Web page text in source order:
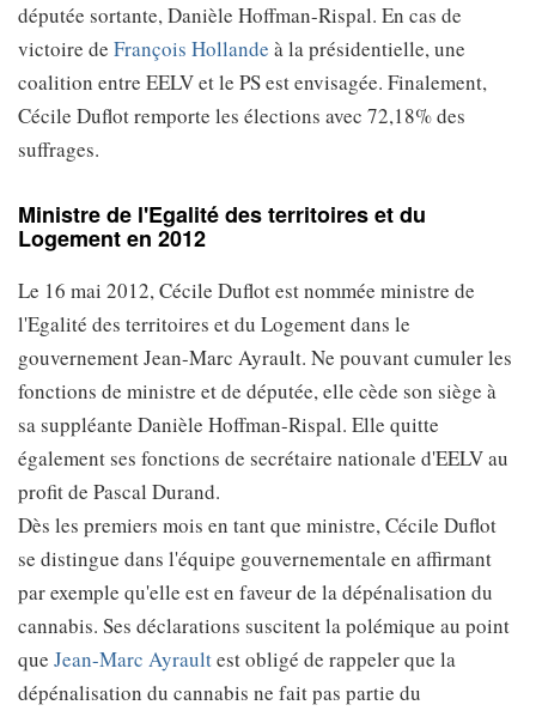
députée sortante, Danièle Hoffman-Rispal. En cas de
victoire de François Hollande à la présidentielle, une
coalition entre EELV et le PS est envisagée. Finalement,
Cécile Duflot remporte les élections avec 72,18% des
suffrages.
Ministre de l'Egalité des territoires et du
Logement en 2012
Le 16 mai 2012, Cécile Duflot est nommée ministre de
l'Egalité des territoires et du Logement dans le
gouvernement Jean-Marc Ayrault. Ne pouvant cumuler les
fonctions de ministre et de députée, elle cède son siège à
sa suppléante Danièle Hoffman-Rispal. Elle quitte
également ses fonctions de secrétaire nationale d'EELV au
profit de Pascal Durand.
Dès les premiers mois en tant que ministre, Cécile Duflot
se distingue dans l'équipe gouvernementale en affirmant
par exemple qu'elle est en faveur de la dépénalisation du
cannabis. Ses déclarations suscitent la polémique au point
que Jean-Marc Ayraultest obligé de rappeler que la
dépénalisation du cannabis ne fait pas partie du